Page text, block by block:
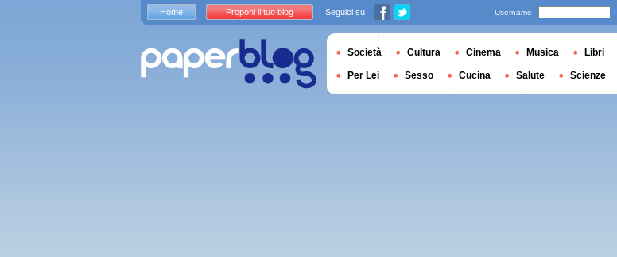
Home Proponi il tuo blog Seguici su Username
Società Cultura Cinema Musica Libri
Per Lei Sesso Cucina Salute Scienze